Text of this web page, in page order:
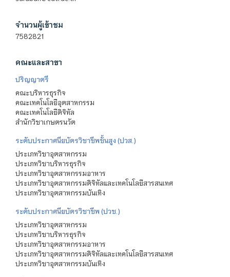
จำนวนผู้เข้าชม
7582821
คณะและสาขา
ปริญญาตรี
คณะบริหารธุรกิจ
คณะเทคโนโลยีอุตสาหกรรม
คณะเทคโนโลยีดิจิทัล
สำนักวิชาเกษตรนวัต
ระดับประกาศนียบัตรวิชาชีพชั้นสูง (ปวส.)
ประเภทวิชาอุตสาหกรรม
ประเภทวิชาบริหารธุรกิจ
ประเภทวิชาอุตสาหกรรมอาหาร
ประเภทวิชาอุตสาหกรรมดิจิทัลและเทคโนโลยีสารสนเทศ
ประเภทวิชาอุตสาหกรรมบันเทิง
ระดับประกาศนียบัตรวิชาชีพ (ปวช.)
ประเภทวิชาอุตสาหกรรม
ประเภทวิชาบริหารธุรกิจ
ประเภทวิชาอุตสาหกรรมอาหาร
ประเภทวิชาอุตสาหกรรมดิจิทัลและเทคโนโลยีสารสนเทศ
ประเภทวิชาอุตสาหกรรมบันเทิง